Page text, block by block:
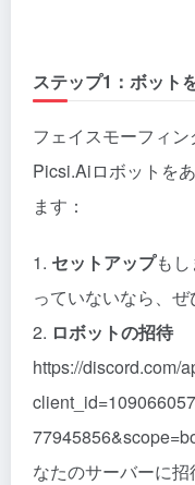
ステップ1：ボット
フェイスモーフィ
Picsi.Aiロボットを
ます：
1. セットアップも
っていないなら、ぜ
2. ロボットの招待
https://discord.com/
なたのサーバーに招